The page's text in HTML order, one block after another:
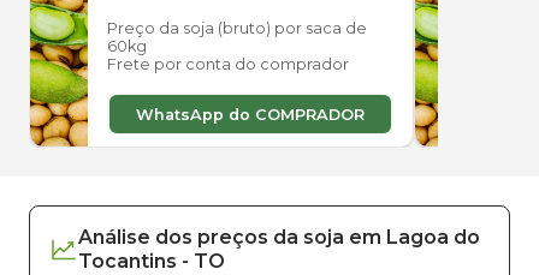
Preço da soja (bruto) por saca de
60kg
Frete por conta do comprador
WhatsApp do COMPRADOR
Análise dos preços da soja em Lagoa do
Tocantins - TO